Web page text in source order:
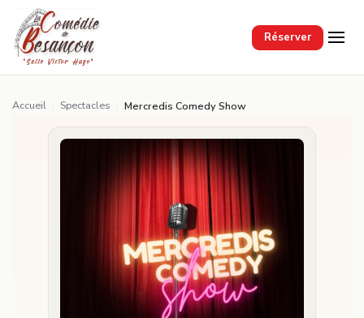
Réserver
Passer au contenu principal
Accueil Spectacles Mercredis Comedy Show